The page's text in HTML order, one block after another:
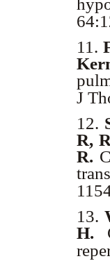
11.
J
12.
R,
R.
13.
H.